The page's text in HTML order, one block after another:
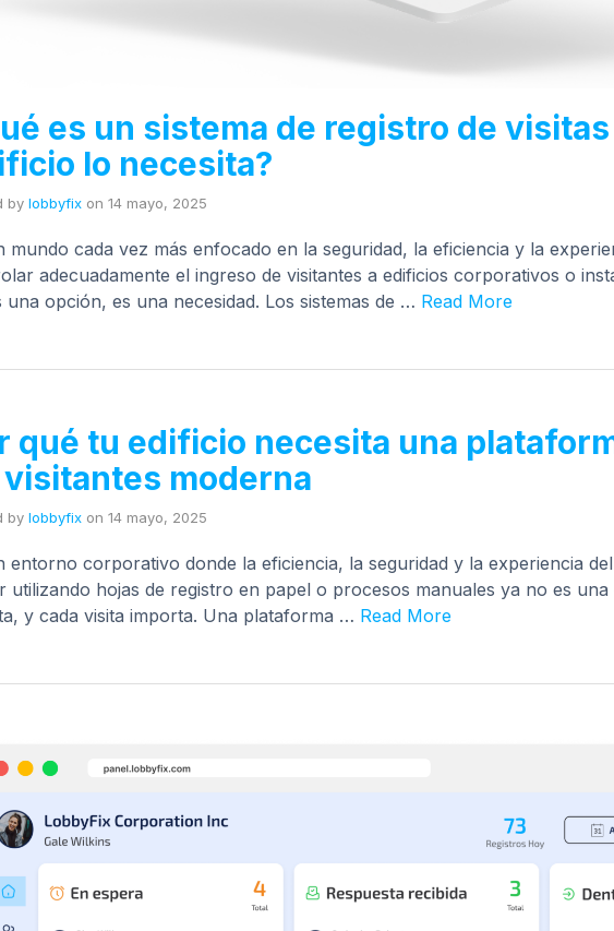
es un sistema de registro de
lo necesita?
by lobbyfix on 14 mayo, 2025
mundo cada vez más enfocado en la seguridad, la eficiencia y la
adecuadamente el ingreso de visitantes a edificios corporativos o
una opción, es una necesidad. Los sistemas de … Read More
qué tu edificio necesita una
moderna
by lobbyfix on 14 mayo, 2025
entorno corporativo donde la eficiencia, la seguridad y la experiencia
utilizando hojas de registro en papel o procesos manuales ya no es
y cada visita importa. Una plataforma … Read More